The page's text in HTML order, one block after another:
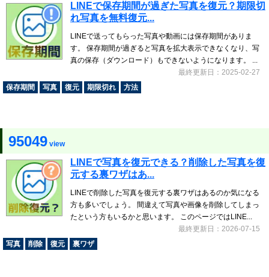
LINEで保存期間が過ぎた写真を復元？期限切
れ写真を無料復元...
LINEで送ってもらった写真や動画には保存期間がありま
す。 保存期間が過ぎると写真を拡大表示できなくなり、写
真の保存（ダウンロード）もできないようになります。 ...
最終更新日：2025-02-27
保存期間
写真 復元 期限切れ 方法
95049 view
LINEで写真を復元できる？削除した写真を復
元する裏ワザはあ...
LINEで削除した写真を復元する裏ワザはあるのか気になる
方も多いでしょう。 間違えて写真や画像を削除してしまっ
たという方もいるかと思います。 このページではLINE...
最終更新日：2026-07-15
写真
削除 復元 裏ワザ